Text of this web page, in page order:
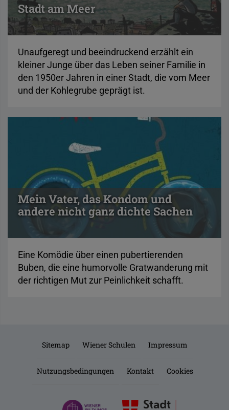
Stadt am Meer
Unaufgeregt und beeindruckend erzählt ein
kleiner Junge über das Leben seiner Familie in
den 1950er Jahren in einer Stadt, die vom Meer
und der Kohlegrube geprägt ist.
Mein Vater, das Kondom und
andere nicht ganz dichte Sachen
Eine Komödie über einen pubertierenden
Buben, die eine humorvolle Gratwanderung mit
der richtigen Mut zur Peinlichkeit schafft.
Sitemap Wiener Schulen Impressum
Nutzungsbedingungen Kontakt Cookies